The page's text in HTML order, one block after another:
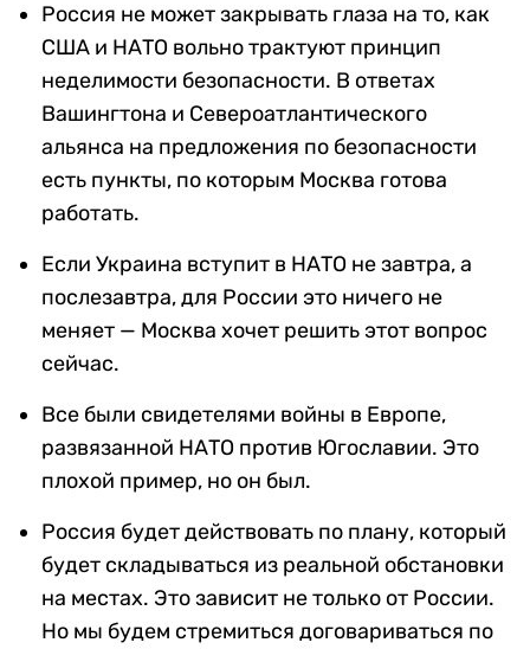
Россия не может закрывать глаза на то, как
США и НАТО вольно трактуют принцип
неделимости безопасности. В ответах
Вашингтона и Североатлантического
альянса на предложения по безопасности
есть пункты, по которым Москва готова
работать.
Если Украина вступит в НАТО не завтра, а
послезавтра, для России это ничего не
меняет — Москва хочет решить этот вопрос
сейчас.
Все были свидетелями войны в Европе,
развязанной НАТО против Югославии. Это
плохой пример, но он был.
Россия будет действовать по плану, который
будет складываться из реальной обстановки
на местах. Это зависит не только от России.
Но мы будем стремиться договариваться по